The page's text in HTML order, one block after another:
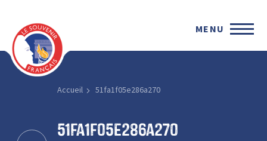
MENU
Accueil 51fa1f05e286a270
51fa1f05e286a270